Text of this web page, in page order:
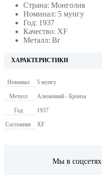
Страна: Монголия
Номинал: 5 мунгу
Год: 1937
Качество: XF
Металл: Br
ХАРАКТЕРИСТИКИ
Номинал 5 мунгу
Металл Алюминий - Бронза
Год 1937
Состояние XF
Мы в соцсетях